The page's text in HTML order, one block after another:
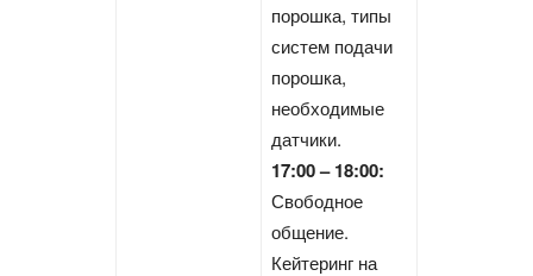
порошка, типы
систем подачи
порошка,
необходимые
датчики.
17:00 – 18:00:
Свободное
общение.
Кейтеринг на